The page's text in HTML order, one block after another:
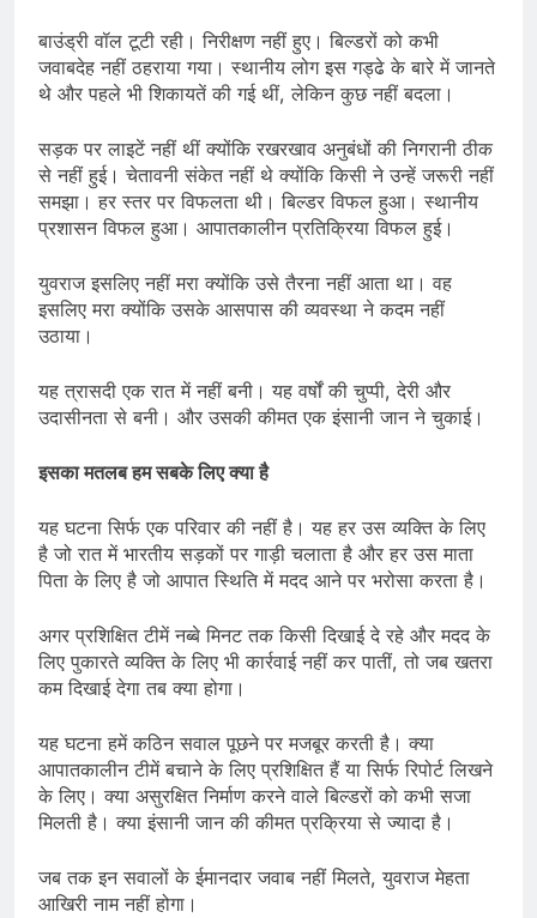
बाउंड्री वॉल टूटी रही। निरीक्षण नहीं हुए। बिल्डरों को कभी
जवाबदेह नहीं ठहराया गया। स्थानीय लोग इस गड्ढे के बारे में जानते
थे और पहले भी शिकायतें की गई थीं, लेकिन कुछ नहीं बदला।
सड़क पर लाइटें नहीं थीं क्योंकि रखरखाव अनुबंधों की निगरानी ठीक
से नहीं हुई। चेतावनी संकेत नहीं थे क्योंकि किसी ने उन्हें जरूरी नहीं
समझा। हर स्तर पर विफलता थी। बिल्डर विफल हुआ। स्थानीय
प्रशासन विफल हुआ। आपातकालीन प्रतिक्रिया विफल हुई।
युवराज इसलिए नहीं मरा क्योंकि उसे तैरना नहीं आता था। वह
इसलिए मरा क्योंकि उसके आसपास की व्यवस्था ने कदम नहीं
उठाया।
यह त्रासदी एक रात में नहीं बनी। यह वर्षों की चुप्पी, देरी और
उदासीनता से बनी। और उसकी कीमत एक इंसानी जान ने चुकाई।
इसका मतलब हम सबके लिए क्या है
यह घटना सिर्फ एक परिवार की नहीं है। यह हर उस व्यक्ति के लिए
है जो रात में भारतीय सड़कों पर गाड़ी चलाता है और हर उस माता
पिता के लिए है जो आपात स्थिति में मदद आने पर भरोसा करता है।
अगर प्रशिक्षित टीमें नब्बे मिनट तक किसी दिखाई दे रहे और मदद के
लिए पुकारते व्यक्ति के लिए भी कार्रवाई नहीं कर पातीं, तो जब खतरा
कम दिखाई देगा तब क्या होगा।
यह घटना हमें कठिन सवाल पूछने पर मजबूर करती है। क्या
आपातकालीन टीमें बचाने के लिए प्रशिक्षित हैं या सिर्फ रिपोर्ट लिखने
के लिए। क्या असुरक्षित निर्माण करने वाले बिल्डरों को कभी सजा
मिलती है। क्या इंसानी जान की कीमत प्रक्रिया से ज्यादा है।
जब तक इन सवालों के ईमानदार जवाब नहीं मिलते, युवराज मेहता
आखिरी नाम नहीं होगा।